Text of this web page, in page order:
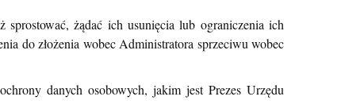
sprostować, żądać ich usunięcia lub ograniczenia ich
do złożenia wobec Administratora sprzeciwu wobec
danych osobowych, jakim jest Prezes Urzędu